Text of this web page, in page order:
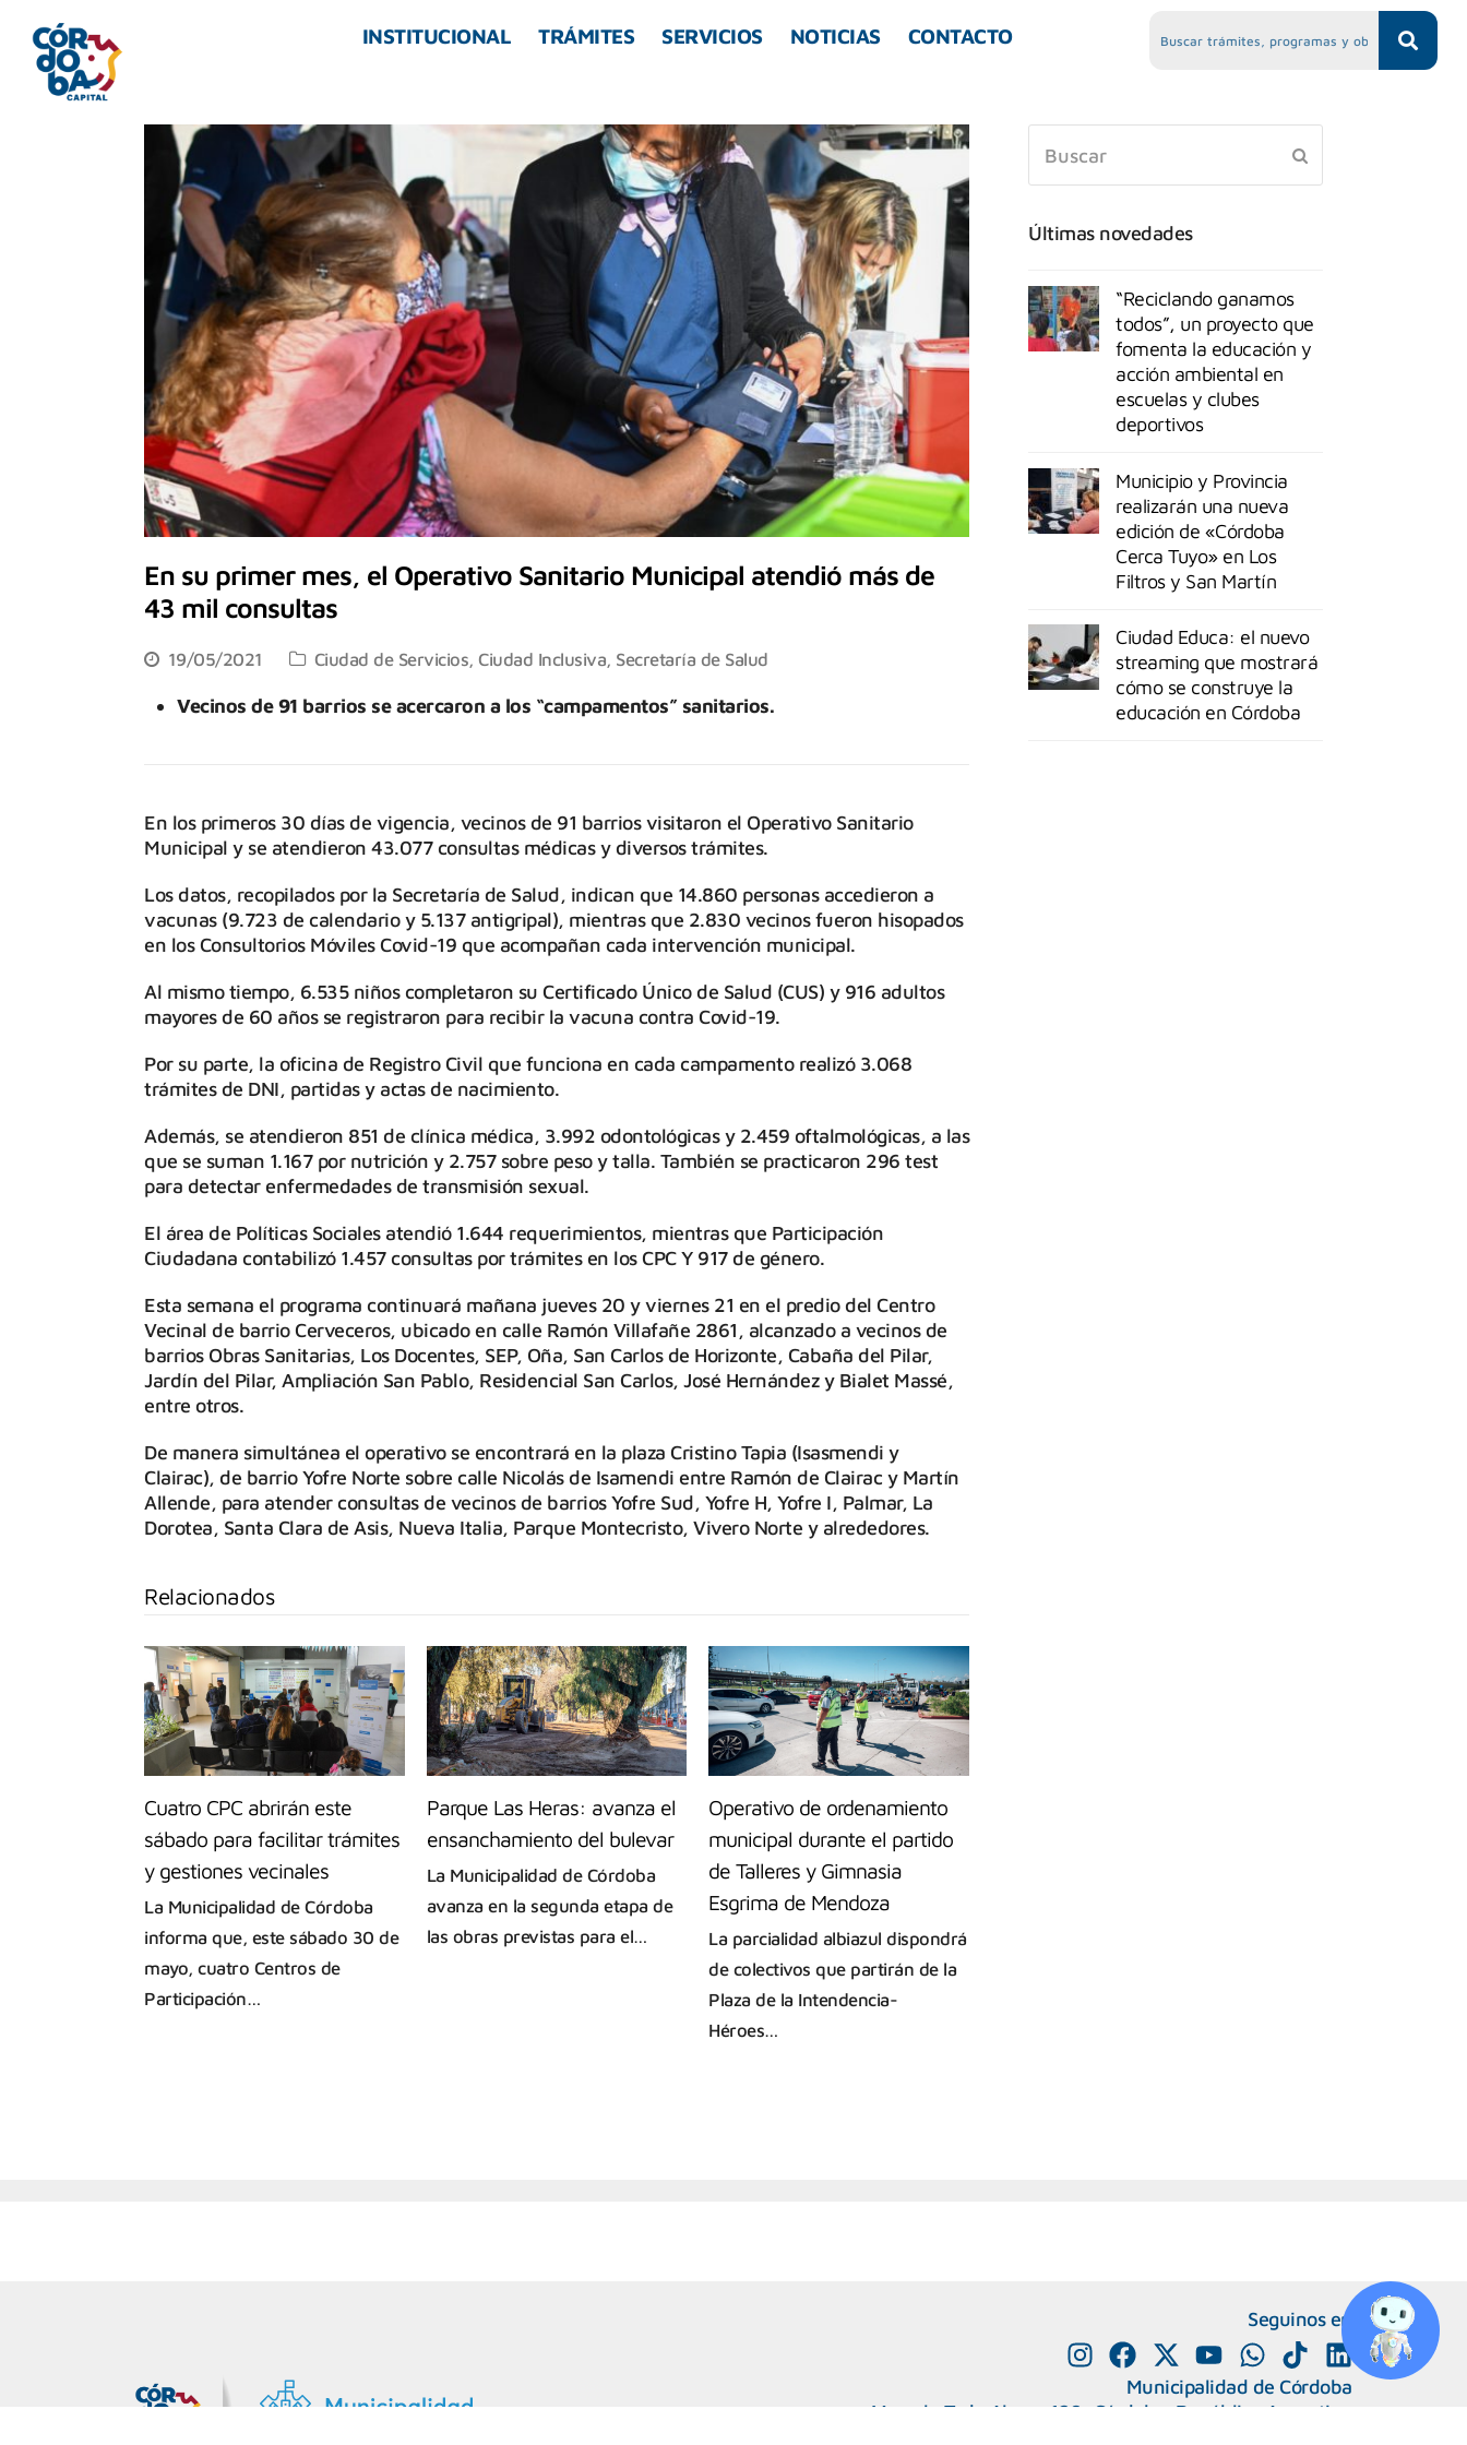
INSTITUCIONAL TRÁMITES SERVICIOS NOTICIAS CONTACTO
En su primer mes, el Operativo Sanitario Municipal atendió más de
43 mil consultas
19/05/2021 Ciudad de Servicios, Ciudad Inclusiva, Secretaría de Salud
Vecinos de 91 barrios se acercaron a los “campamentos” sanitarios.
En los primeros 30 días de vigencia, vecinos de 91 barrios visitaron el Operativo Sanitario
Municipal y se atendieron 43.077 consultas médicas y diversos trámites.
Los datos, recopilados por la Secretaría de Salud, indican que 14.860 personas accedieron a
vacunas (9.723 de calendario y 5.137 antigripal), mientras que 2.830 vecinos fueron hisopados
en los Consultorios Móviles Covid-19 que acompañan cada intervención municipal.
Al mismo tiempo, 6.535 niños completaron su Certificado Único de Salud (CUS) y 916 adultos
mayores de 60 años se registraron para recibir la vacuna contra Covid-19.
Por su parte, la oficina de Registro Civil que funciona en cada campamento realizó 3.068
trámites de DNI, partidas y actas de nacimiento.
Además, se atendieron 851 de clínica médica, 3.992 odontológicas y 2.459 oftalmológicas, a las
que se suman 1.167 por nutrición y 2.757 sobre peso y talla. También se practicaron 296 test
para detectar enfermedades de transmisión sexual.
El área de Políticas Sociales atendió 1.644 requerimientos, mientras que Participación
Ciudadana contabilizó 1.457 consultas por trámites en los CPC Y 917 de género.
Esta semana el programa continuará mañana jueves 20 y viernes 21 en el predio del Centro
Vecinal de barrio Cerveceros, ubicado en calle Ramón Villafañe 2861, alcanzado a vecinos de
barrios Obras Sanitarias, Los Docentes, SEP, Oña, San Carlos de Horizonte, Cabaña del Pilar,
Jardín del Pilar, Ampliación San Pablo, Residencial San Carlos, José Hernández y Bialet Massé,
entre otros.
De manera simultánea el operativo se encontrará en la plaza Cristino Tapia (Isasmendi y
Clairac), de barrio Yofre Norte sobre calle Nicolás de Isamendi entre Ramón de Clairac y Martín
Allende, para atender consultas de vecinos de barrios Yofre Sud, Yofre H, Yofre I, Palmar, La
Dorotea, Santa Clara de Asis, Nueva Italia, Parque Montecristo, Vivero Norte y alrededores.
Relacionados
Cuatro CPC abrirán este
sábado para facilitar trámites
y gestiones vecinales
La Municipalidad de Córdoba
informa que, este sábado 30 de
mayo, cuatro Centros de
Participación…
Parque Las Heras: avanza el
ensanchamiento del bulevar
La Municipalidad de Córdoba
avanza en la segunda etapa de
las obras previstas para el…
Operativo de ordenamiento
municipal durante el partido
de Talleres y Gimnasia
Esgrima de Mendoza
La parcialidad albiazul dispondrá
de colectivos que partirán de la
Plaza de la Intendencia-
Héroes…
Últimas novedades
“Reciclando ganamos
todos”, un proyecto que
fomenta la educación y
acción ambiental en
escuelas y clubes
deportivos
Municipio y Provincia
realizarán una nueva
edición de «Córdoba
Cerca Tuyo» en Los
Filtros y San Martín
Ciudad Educa: el nuevo
streaming que mostrará
cómo se construye la
educación en Córdoba
Seguinos en
Municipalidad de Córdoba
Marcelo T. de Alvear 120, Córdoba. República Argentina